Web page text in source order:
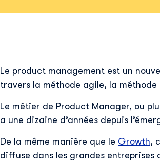
Le product management est un
travers la méthode agile, la méthode
Le métier de Product Manager, ou
a une dizaine d’années depuis
De la même manière que le Growth,
diffuse dans les grandes